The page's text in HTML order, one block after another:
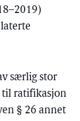
særlig stor
til ratifikasjon
§ 26 annet